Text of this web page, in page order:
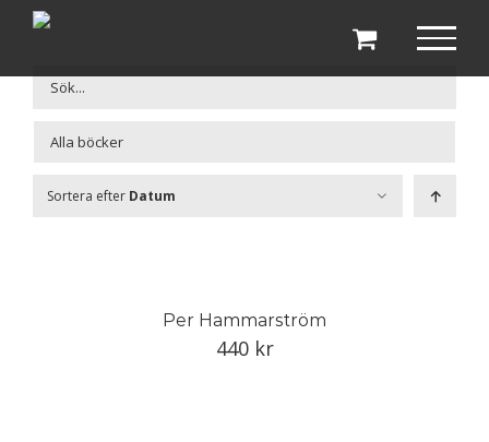
Fortsätt
Sortera efter Datum
Per Hammarström
440 kr